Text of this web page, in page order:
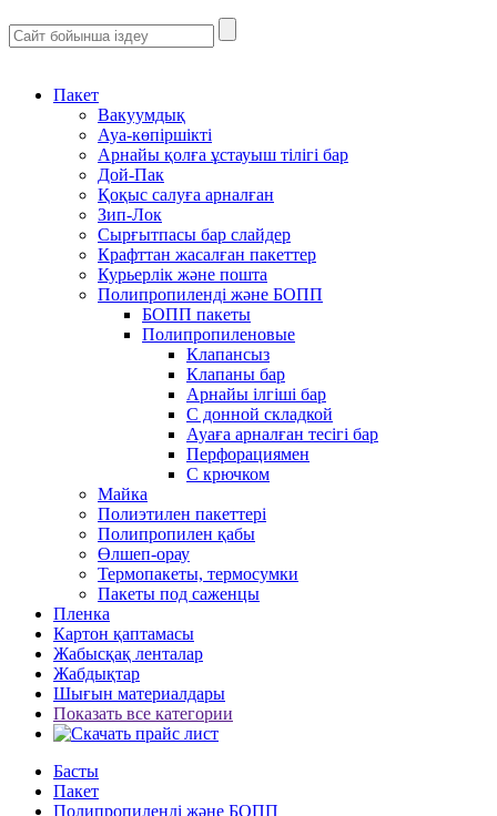
Пакет
Вакуумдық
Ауа-көпіршікті
Арнайы қолға ұстауыш тілігі бар
Дой-Пак
Қоқыс салуға арналған
Зип-Лок
Сырғытпасы бар слайдер
Крафттан жасалған пакеттер
Курьерлік және пошта
Полипропиленді және БОПП
БОПП пакеты
Полипропиленовые
Клапансыз
Клапаны бар
Арнайы ілгіші бар
С донной складкой
Ауаға арналған тесігі бар
Перфорациямен
С крючком
Майка
Полиэтилен пакеттері
Полипропилен қабы
Өлшеп-орау
Термопакеты, термосумки
Пакеты под саженцы
Пленка
Картон қаптамасы
Жабысқақ ленталар
Жабдықтар
Шығын материалдары
Показать все категории
Басты
Пакет
Полипропиленді және БОПП